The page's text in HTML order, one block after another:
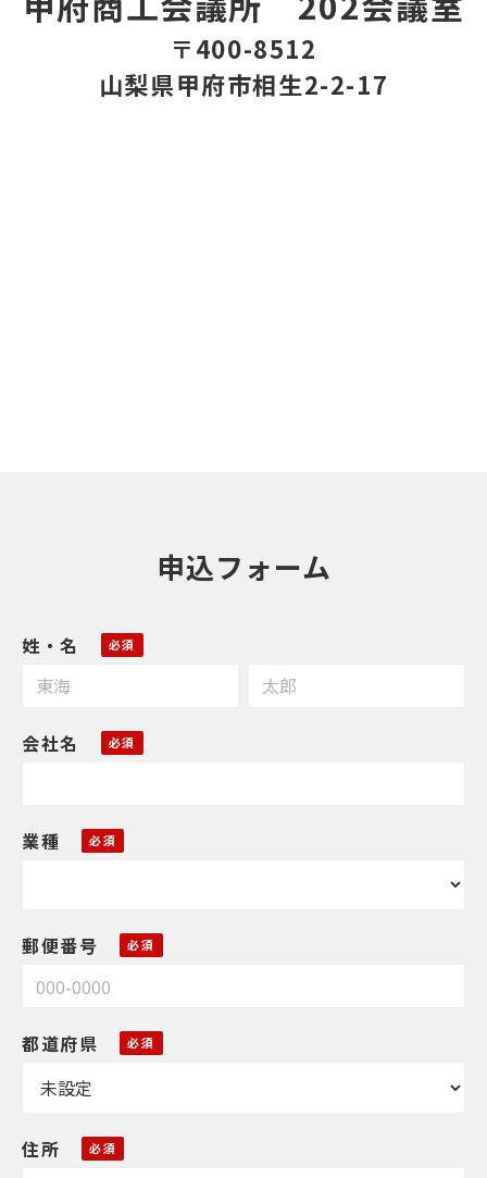
〒400-8512
山梨県甲府市相生2-2-17
申込フォーム
姓・名
会社名
業種
郵便番号
都道府県
住所